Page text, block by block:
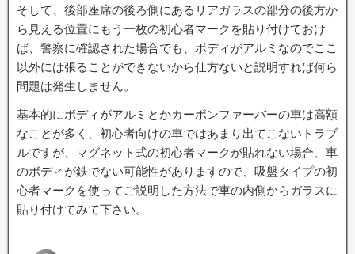
そして、後部座席の後ろ側にあるリアガラスの部分の後方か
ら見える位置にもう一枚の初心者マークを貼り付けておけ
ば、警察に確認された場合でも、ボディがアルミなのでここ
以外には張ることができないから仕方ないと説明すれば何ら
問題は発生しません。
基本的にボディがアルミとかカーボンファーバーの車は高額
なことが多く、初心者向けの車ではあまり出てこないトラブ
ルですが、マグネット式の初心者マークが貼れない場合、車
のボディが鉄でない可能性がありますので、吸盤タイプの初
心者マークを使ってご説明した方法で車の内側からガラスに
貼り付けてみて下さい。